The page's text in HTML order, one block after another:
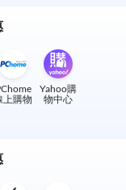
上購物
Yahoo購
物中心